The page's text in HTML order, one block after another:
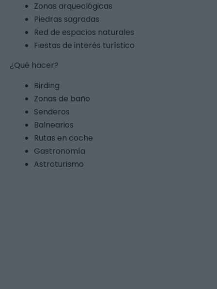
Zonas arqueológicas
Piedras sagradas
Red de espacios naturales
Fiestas de interés turístico
¿Qué hacer?
Birding
Zonas de baño
Senderos
Balnearios
Rutas en coche
Gastronomía
Astroturismo